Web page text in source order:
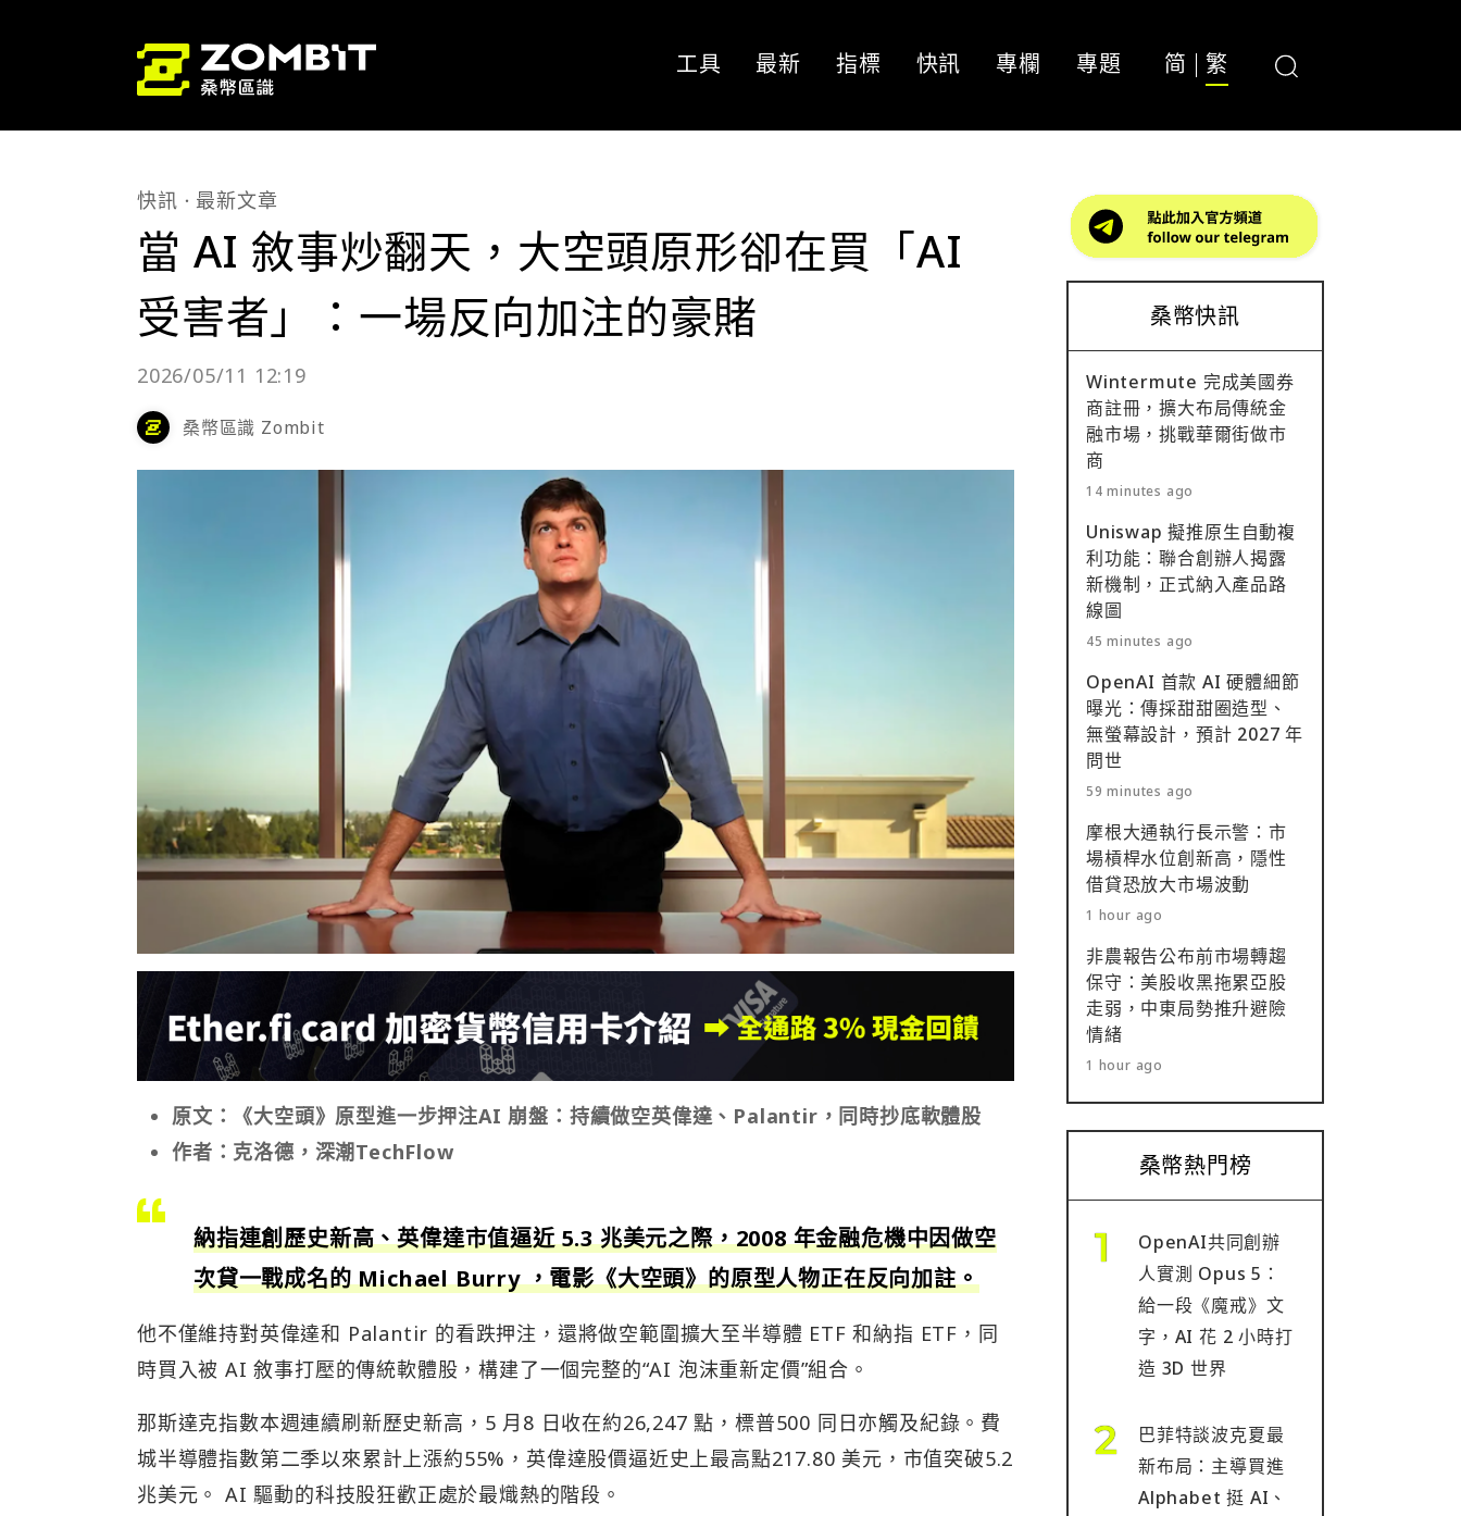
工具 最新 指標 快訊 專欄 專題 简 繁
快訊 最新文章
當 AI 敘事炒翻天，大空頭原形卻在買「AI
受害者」：一場反向加注的豪賭
2026/05/11 12:19
桑幣區識 Zombit
原文：《大空頭》原型進一步押注AI 崩盤：持續做空英偉達、Palantir，同時抄底軟體股
作者：克洛德，深潮TechFlow
納指連創歷史新高、英偉達市值逼近 5.3 兆美元之際，2008 年金融危機中因做空
次貸一戰成名的 Michael Burry ，電影《大空頭》的原型人物正在反向加註。
他不僅維持對英偉達和 Palantir 的看跌押注，還將做空範圍擴大至半導體 ETF 和納指 ETF，同
時買入被 AI 敘事打壓的傳統軟體股，構建了一個完整的“AI 泡沫重新定價”組合。
那斯達克指數本週連續刷新歷史新高，5 月8 日收在約26,247 點，標普500 同日亦觸及紀錄。費
城半導體指數第二季以來累計上漲約55%，英偉達股價逼近史上最高點217.80 美元，市值突破5.2
兆美元。 AI 驅動的科技股狂歡正處於最熾熱的階段。
桑幣快訊
Wintermute 完成美國券
商註冊，擴大布局傳統金
融市場，挑戰華爾街做市
商
14 minutes ago
Uniswap 擬推原生自動複
利功能：聯合創辦人揭露
新機制，正式納入產品路
線圖
45 minutes ago
OpenAI 首款 AI 硬體細節
曝光：傳採甜甜圈造型、
無螢幕設計，預計 2027 年
問世
59 minutes ago
摩根大通執行長示警：市
場槓桿水位創新高，隱性
借貸恐放大市場波動
1 hour ago
非農報告公布前市場轉趨
保守：美股收黑拖累亞股
走弱，中東局勢推升避險
情緒
1 hour ago
桑幣熱門榜
OpenAI共同創辦
人實測 Opus 5：
給一段《魔戒》文
字，AI 花 2 小時打
造 3D 世界
巴菲特談波克夏最
新布局：主導買進
Alphabet 挺 AI、